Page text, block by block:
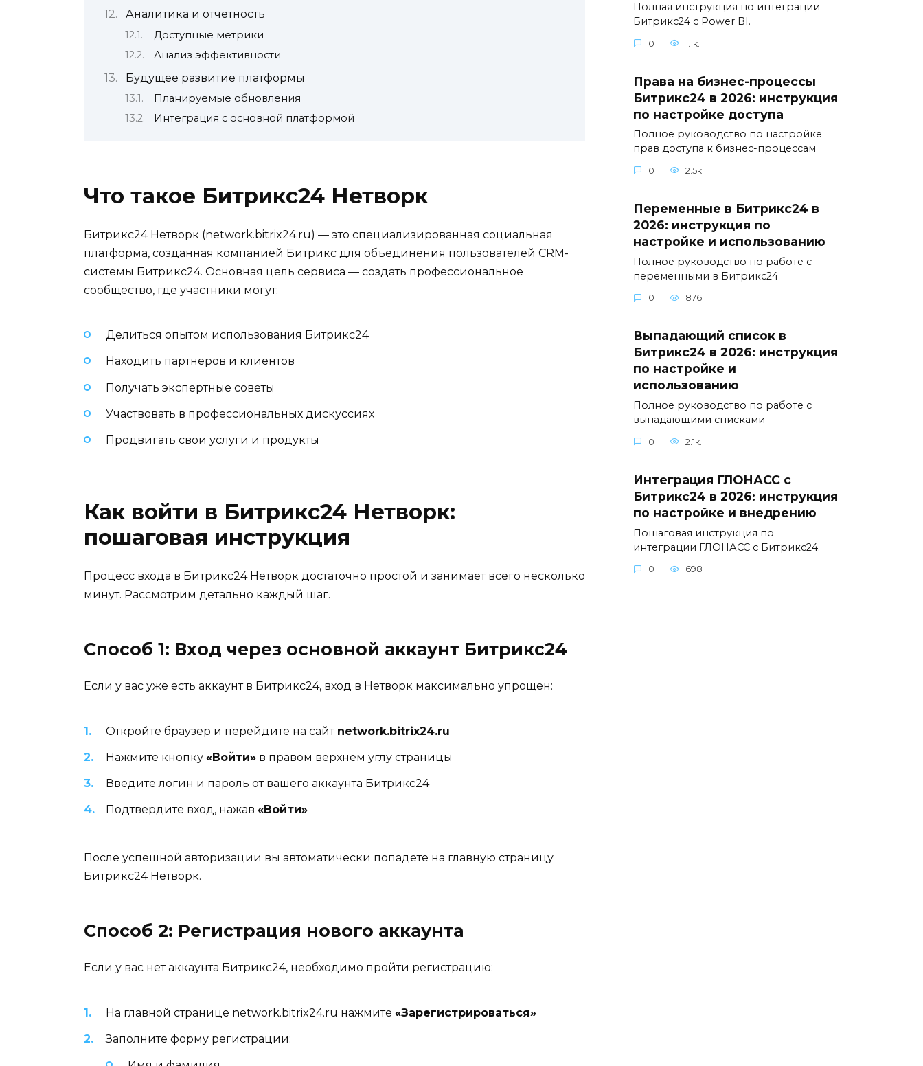
Аналитика и отчетность
Доступные метрики
Анализ эффективности
Будущее развитие платформы
Планируемые обновления
Интеграция с основной платформой
Что такое Битрикс24 Нетворк
Битрикс24 Нетворк (network.bitrix24.ru) — это специализированная социальная
платформа, созданная компанией Битрикс для объединения пользователей CRM-
системы Битрикс24. Основная цель сервиса — создать профессиональное
сообщество, где участники могут:
Делиться опытом использования Битрикс24
Находить партнеров и клиентов
Получать экспертные советы
Участвовать в профессиональных дискуссиях
Продвигать свои услуги и продукты
Как войти в Битрикс24 Нетворк:
пошаговая инструкция
Процесс входа в Битрикс24 Нетворк достаточно простой и занимает всего несколько
минут. Рассмотрим детально каждый шаг.
Способ 1: Вход через основной аккаунт Битрикс24
Если у вас уже есть аккаунт в Битрикс24, вход в Нетворк максимально упрощен:
Откройте браузер и перейдите на сайт network.bitrix24.ru
Нажмите кнопку «Войти» в правом верхнем углу страницы
Введите логин и пароль от вашего аккаунта Битрикс24
Подтвердите вход, нажав «Войти»
После успешной авторизации вы автоматически попадете на главную страницу
Битрикс24 Нетворк.
Способ 2: Регистрация нового аккаунта
Если у вас нет аккаунта Битрикс24, необходимо пройти регистрацию:
На главной странице network.bitrix24.ru нажмите «Зарегистрироваться»
Заполните форму регистрации:
Полная инструкция по интеграции
Битрикс24 с Power BI.
0 1.1к.
Права на бизнес-процессы
Битрикс24 в 2026: инструкция
по настройке доступа
Полное руководство по настройке
прав доступа к бизнес-процессам
0 2.5к.
Переменные в Битрикс24 в
2026: инструкция по
настройке и использованию
Полное руководство по работе с
переменными в Битрикс24
0 876
Выпадающий список в
Битрикс24 в 2026: инструкция
по настройке и
использованию
Полное руководство по работе с
выпадающими списками
0 2.1к.
Интеграция ГЛОНАСС с
Битрикс24 в 2026: инструкция
по настройке и внедрению
Пошаговая инструкция по
интеграции ГЛОНАСС с Битрикс24.
0 698